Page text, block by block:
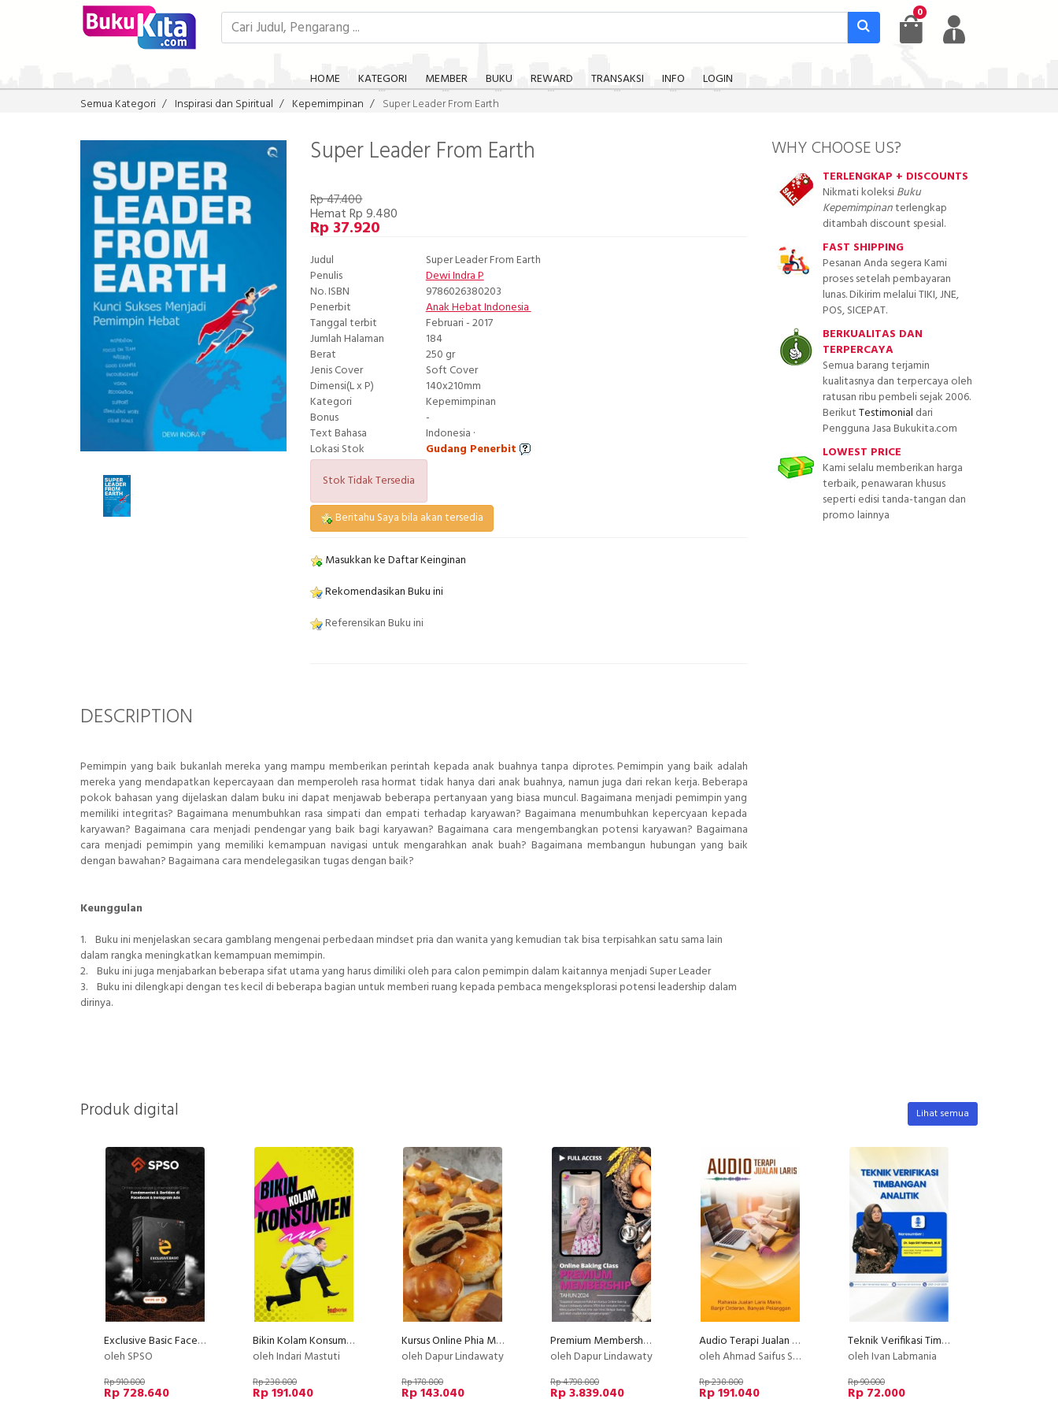
0
HOME KATEGORI MEMBER BUKU REWARD TRANSAKSI INFO
LOGIN
Semua Kategori
Inspirasi dan Spiritual Kepemimpinan Super Leader From Earth
Super Leader From Earth
Rp 47.400
Hemat Rp 9.480
Rp 37.920
Judul
Super Leader From Earth
Penulis
Dewi Indra P
No. ISBN
9786026380203
Penerbit
Anak Hebat Indonesia
Tanggal terbit
Februari - 2017
Jumlah Halaman
184
Berat
250 gr
Jenis Cover
Soft Cover
Dimensi(L x P)
140x210mm
Kategori
Kepemimpinan
Bonus
-
Text Bahasa
Indonesia ·
Lokasi Stok
Gudang Penerbit
Stok Tidak Tersedia
Beritahu Saya bila akan tersedia
Masukkan ke Daftar Keinginan
Rekomendasikan Buku ini
Referensikan Buku ini
DESCRIPTION
Pemimpin yang baik bukanlah mereka yang mampu memberikan perintah kepada anak buahnya tanpa diprotes. Pemimpin yang baik adalah
mereka yang mendapatkan kepercayaan dan memperoleh rasa hormat tidak hanya dari anak buahnya, namun juga dari rekan kerja. Beberapa
pokok bahasan yang dijelaskan dalam buku ini dapat menjawab beberapa pertanyaan yang biasa muncul. Bagaimana menjadi pemimpin yang
memiliki integritas? Bagaimana menumbuhkan rasa simpati dan empati terhadap karyawan? Bagaimana menumbuhkan kepercyaan kepada
karyawan? Bagaimana cara menjadi pendengar yang baik bagi karyawan? Bagaimana cara mengembangkan potensi karyawan? Bagaimana
cara menjadi pemimpin yang memiliki kemampuan navigasi untuk mengarahkan anak buah? Bagaimana membangun hubungan yang baik
dengan bawahan? Bagaimana cara mendelegasikan tugas dengan baik?
Keunggulan
1. Buku ini menjelaskan secara gamblang mengenai perbedaan mindset pria dan wanita yang kemudian tak bisa terpisahkan satu sama lain
dalam rangka meningkatkan kemampuan memimpin.
2. Buku ini juga menjabarkan beberapa sifat utama yang harus dimiliki oleh para calon pemimpin dalam kaitannya menjadi Super Leader
3. Buku ini dilengkapi dengan tes kecil di beberapa bagian untuk memberi ruang kepada pembaca mengeksplorasi potensi leadership dalam
dirinya.
WHY CHOOSE US?
TERLENGKAP + DISCOUNTS
Nikmati koleksiBuku
Kepemimpinanterlengkap
ditambah discount spesial.
FAST SHIPPING
Pesanan Anda segera Kami
proses setelah pembayaran
lunas. Dikirim melalui TIKI, JNE,
POS, SICEPAT.
BERKUALITAS DAN
TERPERCAYA
Semua barang terjamin
kualitasnya dan terpercaya oleh
ratusan ribu pembeli sejak 2006.
BerikutTestimonial dari
Pengguna Jasa Bukukita.com
LOWEST PRICE
Kami selalu memberikan harga
terbaik, penawaran khusus
seperti edisi tanda-tangan dan
promo lainnya
Produk digital Lihat semua
Exclusive Basic Facebook Instagram Ads
oleh SPSO
Rp 910.800
Rp 728.640
Bikin Kolam Konsumen
oleh Indari Mastuti
Rp 238.800
Rp 191.040
Kursus Online Phia Ma Dapur Lindawaty PU
oleh Dapur Lindawaty
Rp 178.800
Rp 143.040
Premium Membership Dapur Lindawaty PU
oleh Dapur Lindawaty
Rp 4.798.800
Rp 3.839.040
Audio Terapi Jualan Laris
oleh Ahmad Saifus Salam
Rp 238.800
Rp 191.040
Teknik Verifikasi Timbangan Analitik
oleh Ivan Labmania
Rp 90.000
Rp 72.000